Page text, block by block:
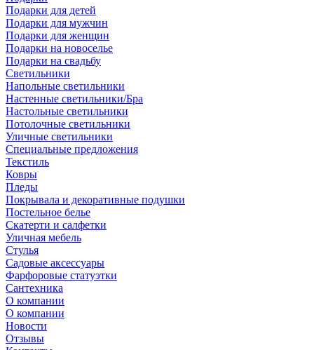
Подарки для детей
Подарки для мужчин
Подарки для женщин
Подарки на новоселье
Подарки на свадьбу
Светильники
Напольные светильники
Настенные светильники/Бра
Настольные светильники
Потолочные светильники
Уличные светильники
Специальные предложения
Текстиль
Ковры
Пледы
Покрывала и декоративные подушки
Постельное белье
Скатерти и салфетки
Уличная мебель
Стулья
Садовые аксессуары
Фарфоровые статуэтки
Сантехника
О компании
О компании
Новости
Отзывы